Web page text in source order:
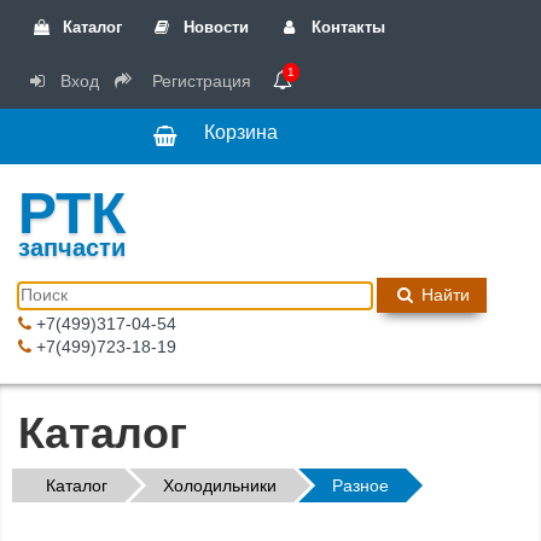
Каталог Новости Контакты
Вход Регистрация 1
Корзина
РТК
запчасти
Найти
+7(499)317-04-54
+7(499)723-18-19
Каталог
Каталог Холодильники Разное